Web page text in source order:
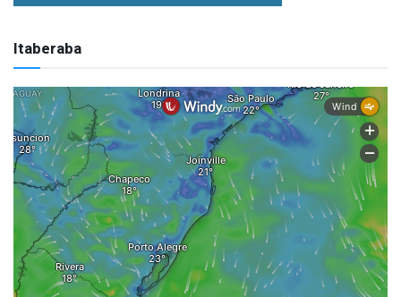
Itaberaba